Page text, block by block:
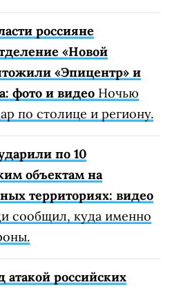
россияне
«Новой
«Эпицентр» и
фото и видео Ночью
по столице и региону.
по 10
объектам на
территориях: видео
сообщил, куда именно
атакой российских